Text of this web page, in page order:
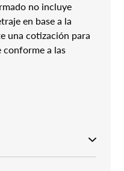
no incluye
en base a la
una cotización para
conforme a las